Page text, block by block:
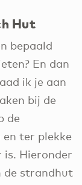
Hut
bepaald
En dan
ik je aan
bij de
de
en ter plekke
is. Hieronder
de strandhut